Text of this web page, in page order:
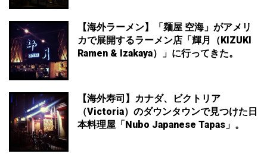
【海外ラーメン】「麺屋 空海」がアメリ
カで展開するラーメン店「輝月（KIZUKI
Ramen & Izakaya）」に行ってきた。
【海外寿司】カナダ、ビクトリア
（Victoria）のダウンタウンで見つけた日
本料理屋「Nubo Japanese Tapas」。